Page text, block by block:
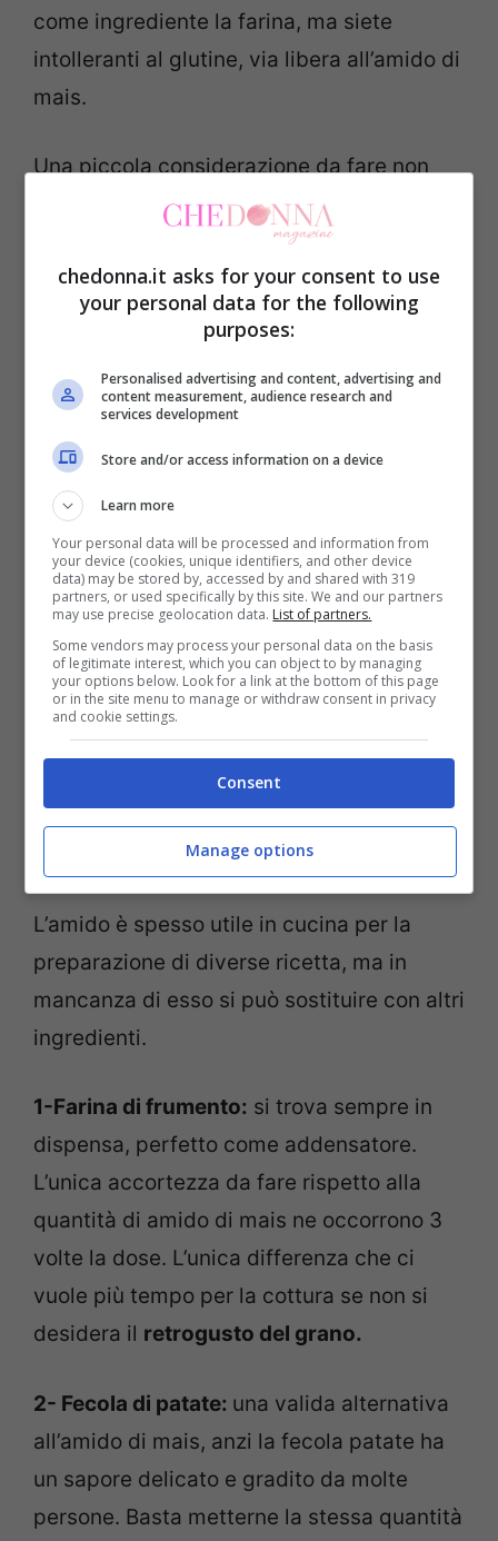
come ingrediente la farina, ma siete
intolleranti al glutine, via libera all’amido di
mais.
Una piccola considerazione da fare non
confondete l’amido di mais con la farina,
perchè sono due prodotti diversi. La prima
differenza tra i due prodotti è il colore
perchè la farina di mais è gialla e ha una
l’amido è di colore bianco.
Come sostituire l’amido di
mais
Fecola di patate Foto: Adobe Stock
L’amido è spesso utile in cucina per la
preparazione di diverse ricetta, ma in
mancanza di esso si può sostituire con altri
ingredienti.
1-Farina di frumento: si trova sempre in
dispensa, perfetto come addensatore.
L’unica accortezza da fare rispetto alla
quantità di amido di mais ne occorrono 3
volte la dose. L’unica differenza che ci
vuole più tempo per la cottura se non si
desidera il retrogusto del grano.
2- Fecola di patate: una valida alternativa
all’amido di mais, anzi la fecola patate ha
un sapore delicato e gradito da molte
persone. Basta metterne la stessa quantità
chedonna.it asks for your consent to use
your personal data for the following
purposes:
Personalised advertising and content, advertising and
content measurement, audience research and
services development
Store and/or access information on a device
Learn more
Your personal data will be processed and information from
your device (cookies, unique identifiers, and other device
data) may be stored by, accessed by and shared with 319
partners, or used specifically by this site. We and our partners
may use precise geolocation data. List of partners.
Some vendors may process your personal data on the basis
of legitimate interest, which you can object to by managing
your options below. Look for a link at the bottom of this page
or in the site menu to manage or withdraw consent in privacy
and cookie settings.
Consent
Manage options